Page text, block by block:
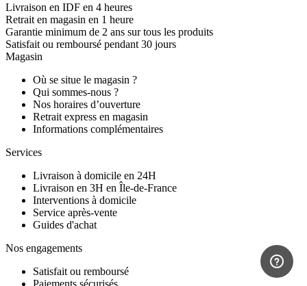
Livraison en IDF en 4 heures
Retrait en magasin en 1 heure
Garantie minimum de 2 ans sur tous les produits
Satisfait ou remboursé pendant 30 jours
Magasin
Où se situe le magasin ?
Qui sommes-nous ?
Nos horaires d’ouverture
Retrait express en magasin
Informations complémentaires
Services
Livraison à domicile en 24H
Livraison en 3H en Île-de-France
Interventions à domicile
Service après-vente
Guides d'achat
Nos engagements
Satisfait ou remboursé
Paiements sécurisés